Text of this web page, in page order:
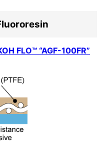
FLO™ “AGF-100FR”